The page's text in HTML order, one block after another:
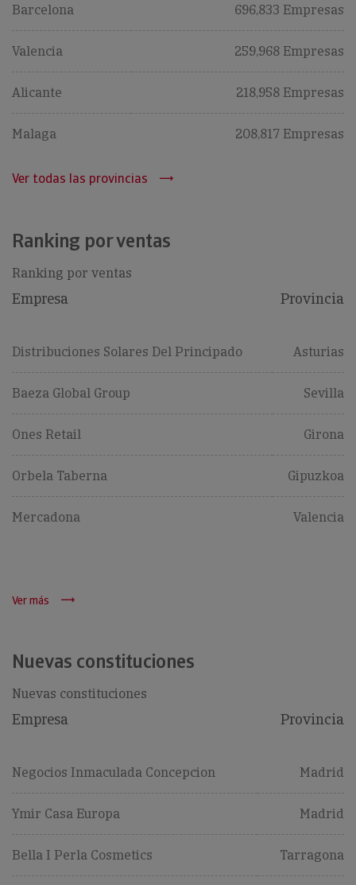
Barcelona 696,833 Empresas
Valencia 259,968 Empresas
Alicante 218,958 Empresas
Malaga 208,817 Empresas
Ver todas las provincias
Ranking por ventas
Ranking por ventas
Empresa Provincia
Distribuciones Solares Del Principado Asturias
Baeza Global Group Sevilla
Ones Retail Girona
Orbela Taberna Gipuzkoa
Mercadona Valencia
Ver más
Nuevas constituciones
Nuevas constituciones
Empresa Provincia
Negocios Inmaculada Concepcion Madrid
Ymir Casa Europa Madrid
Bella I Perla Cosmetics Tarragona